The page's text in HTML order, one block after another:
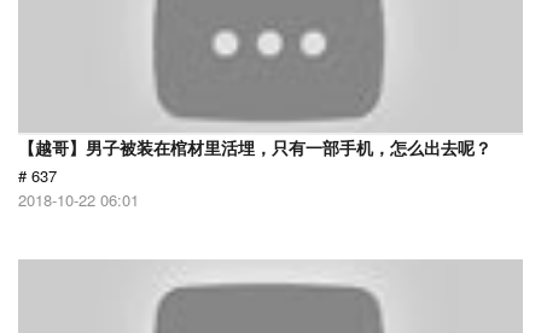
【越哥】男子被装在棺材里活埋，只有一部手机，怎么出去呢？
# 637
2018-10-22 06:01